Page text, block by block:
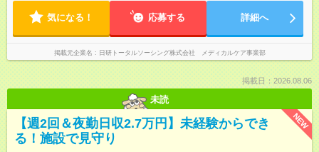
気になる！ 応募する 詳細へ
掲載元企業名 日研トータルソーシング株式会社 メディカルケア事業部
掲載日：2026.08.06
未読
NEW
【週2回＆夜勤日収2.7万円】未経験からでき
る！施設で見守り